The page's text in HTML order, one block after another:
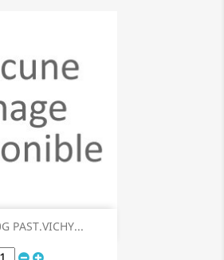
PAST.VICHY...
rapide